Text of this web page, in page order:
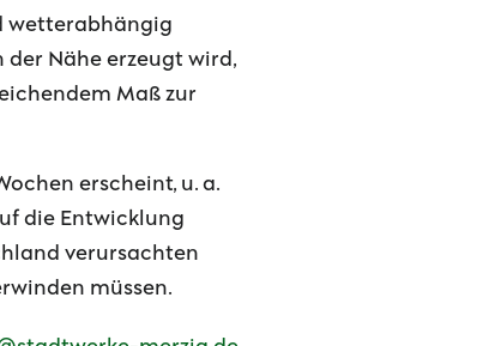
wetterabhängig
Nähe erzeugt wird,
Maß zur
erscheint, u. a.
die Entwicklung
verursachten
müssen.